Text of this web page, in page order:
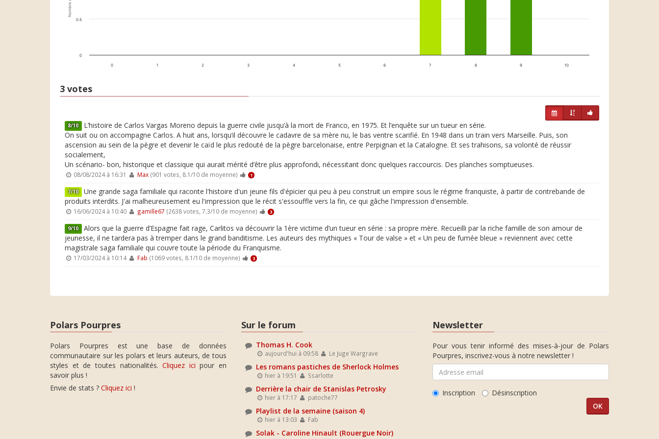
0 1 2 3 4 5 6 7 8 9 10
0
0.5
3 votes
8/10 L’histoire de Carlos Vargas Moreno depuis la guerre civile jusqu’à la mort de Franco, en 1975. Et l’enquête sur un tueur en série.
On suit ou on accompagne Carlos. A huit ans, lorsqu’il découvre le cadavre de sa mère nu, le bas ventre scarifié. En 1948 dans un train vers Marseille. Puis, son
ascension au sein de la pègre et devenir le caïd le plus redouté de la pègre barcelonaise, entre Perpignan et la Catalogne. Et ses trahisons, sa volonté de réussir
socialement,
Un scénario- bon, historique et classique qui aurait mérité d’être plus approfondi, nécessitant donc quelques raccourcis. Des planches somptueuses.
08/08/2024 à 16:31 Max(901 votes, 8.1/10 de moyenne) 1
7/10 Une grande saga familiale qui raconte l'histoire d'un jeune fils d'épicier qui peu à peu construit un empire sous le régime franquiste, à partir de contrebande de
produits interdits. J'ai malheureusement eu l'impression que le récit s'essouffle vers la fin, ce qui gâche l'impression d'ensemble.
16/06/2024 à 10:40 gamille67 (2638 votes, 7.3/10 de moyenne) 3
9/10 Alors que la guerre d’Espagne fait rage, Carlitos va découvrir la 1ère victime d’un tueur en série : sa propre mère. Recueilli par la riche famille de son amour de
jeunesse, il ne tardera pas à tremper dans le grand banditisme. Les auteurs des mythiques « Tour de valse » et « Un peu de fumée bleue » reviennent avec cette
magistrale saga familiale qui couvre toute la période du Franquisme.
17/03/2024 à 10:14 Fab (1069 votes, 8.1/10 de moyenne) 3
Polars Pourpres
Polars Pourpres est une base de données
communautaire sur les polars et leurs auteurs, de tous
styles et de toutes nationalités.Cliquez ici pour en
savoir plus !
Envie de stats ? Cliquez ici !
Sur le forum
Thomas H. Cook
aujourd'hui à 09:58 Le Juge Wargrave
Les romans pastiches de Sherlock Holmes
hier à 19:51 Ssarlotte
Derrière la chair de Stanislas Petrosky
hier à 17:17 patoche77
Playlist de la semaine (saison 4)
hier à 13:03 Fab
Solak - Caroline Hinault (Rouergue Noir)
Newsletter
Pour vous tenir informé des mises-à-jour de Polars
Pourpres, inscrivez-vous à notre newsletter !
Inscription Désinscription